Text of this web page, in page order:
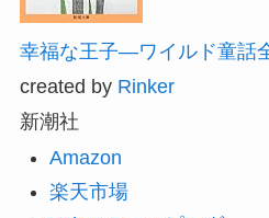
幸福な王子―ワイルド童話
created by Rinker
新潮社
Amazon
楽天市場